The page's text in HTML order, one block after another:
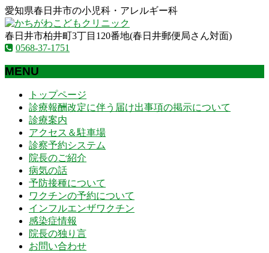
愛知県春日井市の小児科・アレルギー科
春日井市柏井町3丁目120番地(春日井郵便局さん対面)
0568-37-1751
MENU
トップページ
診療報酬改定に伴う届け出事項の掲示について
診療案内
アクセス＆駐車場
診察予約システム
院長のご紹介
病気の話
予防接種について
ワクチンの予約について
インフルエンザワクチン
感染症情報
院長の独り言
お問い合わせ